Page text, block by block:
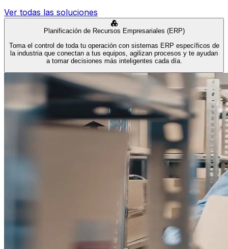
Ver todas las soluciones
Planificación de Recursos Empresariales (ERP)
Toma el control de toda tu operación con sistemas ERP específicos de
la industria que conectan a tus equipos, agilizan procesos y te ayudan
a tomar decisiones más inteligentes cada día.